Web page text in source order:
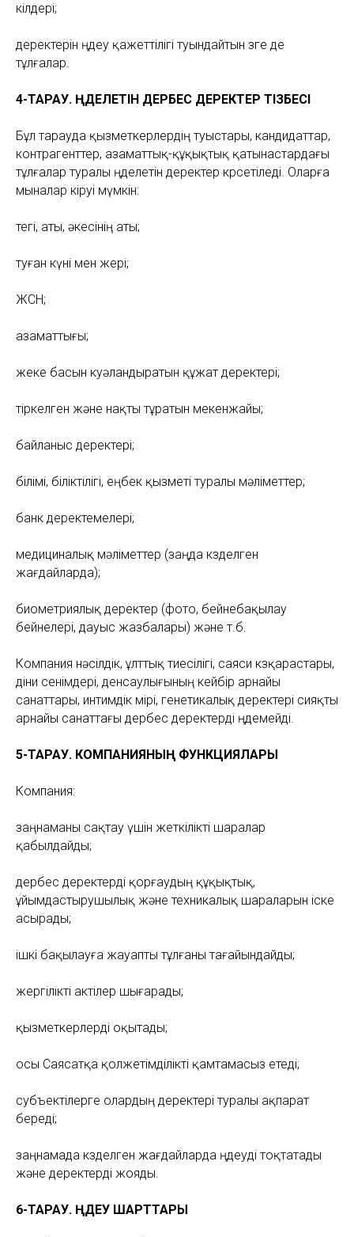
өкілдері;
деректерін өңдеу қажеттілігі туындайтын өзге де
тұлғалар.
4-ТАРАУ. ӨҢДЕЛЕТІН ДЕРБЕС ДЕРЕКТЕР ТІЗБЕСІ
Бұл тарауда қызметкерлердің туыстары, кандидаттар,
контрагенттер, азаматтық-құқықтық қатынастардағы
тұлғалар туралы өңделетін деректер көрсетіледі. Оларға
мыналар кіруі мүмкін:
тегі, аты, әкесінің аты;
туған күні мен жері;
ЖСН;
азаматтығы;
жеке басын куәландыратын құжат деректері;
тіркелген және нақты тұратын мекенжайы;
байланыс деректері;
білімі, біліктілігі, еңбек қызметі туралы мәліметтер;
банк деректемелері;
медициналық мәліметтер (заңда көзделген
жағдайларда);
биометриялық деректер (фото, бейнебақылау
бейнелері, дауыс жазбалары) және т.б.
Компания нәсілдік, ұлттық тиесілігі, саяси көзқарастары,
діни сенімдері, денсаулығының кейбір арнайы
санаттары, интимдік өмірі, генетикалық деректері сияқты
арнайы санаттағы дербес деректерді өңдемейді.
5-ТАРАУ. КОМПАНИЯНЫҢ ФУНКЦИЯЛАРЫ
Компания:
заңнаманы сақтау үшін жеткілікті шаралар
қабылдайды;
дербес деректерді қорғаудың құқықтық,
ұйымдастырушылық және техникалық шараларын іске
асырады;
ішкі бақылауға жауапты тұлғаны тағайындайды;
жергілікті актілер шығарады;
қызметкерлерді оқытады;
осы Саясатқа қолжетімділікті қамтамасыз етеді;
субъектілерге олардың деректері туралы ақпарат
береді;
заңнамада көзделген жағдайларда өңдеуді тоқтатады
және деректерді жояды.
6-ТАРАУ. ӨҢДЕУ ШАРТТАРЫ